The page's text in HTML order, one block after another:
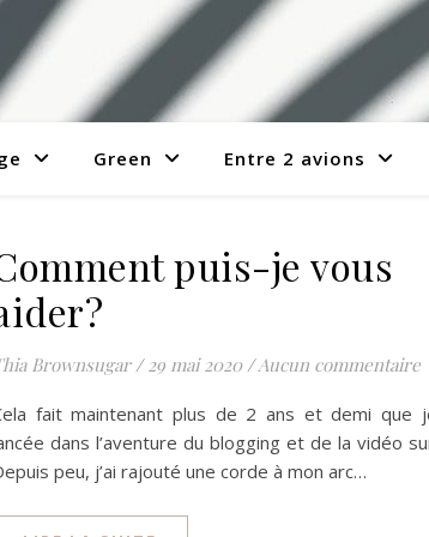
Green Entre 2 avions
puis-je vous
Brownsugar / 29 mai 2020 /Aucun commentaire
fait maintenant plus de 2 ans et demi que
dans l’aventure du blogging et de la vidéo
peu, j’ai rajouté une corde à mon arc…